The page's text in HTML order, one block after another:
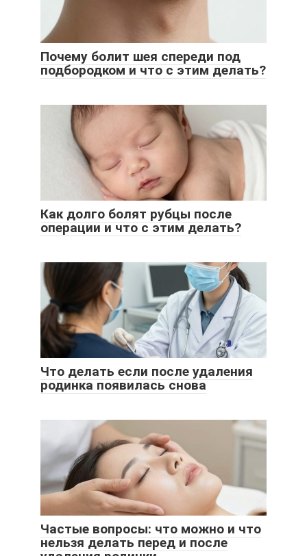
Почему болит шея спереди под
подбородком и что с этим делать?
Как долго болят рубцы после
операции и что с этим делать?
Что делать если после удаления
родинка появилась снова
Частые вопросы: что можно и что
нельзя делать перед и после